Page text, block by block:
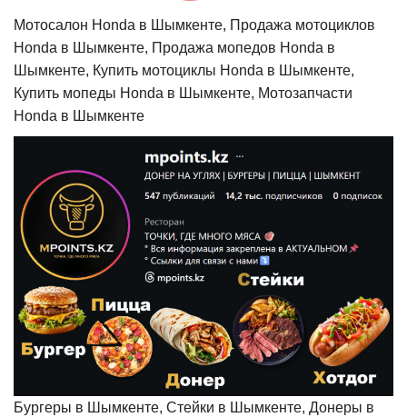
Мотосалон Honda в Шымкенте, Продажа мотоциклов
Honda в Шымкенте, Продажа мопедов Honda в
Шымкенте, Купить мотоциклы Honda в Шымкенте,
Купить мопеды Honda в Шымкенте, Мотозапчасти
Honda в Шымкенте
Бургеры в Шымкенте, Стейки в Шымкенте, Донеры в